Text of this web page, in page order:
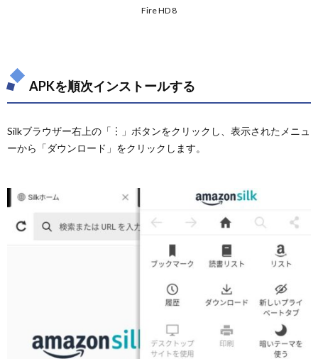
Fire HD 8
APKを順次インストールする
Silkブラウザー右上の「︙」ボタンをクリックし、表示されたメニュ
ーから「ダウンロード」をクリックします。